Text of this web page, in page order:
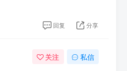
回复 分享
关注 私信